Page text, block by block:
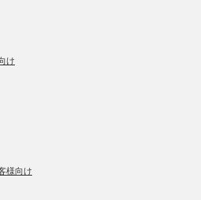
け
様向け